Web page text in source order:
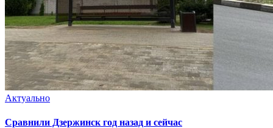
Актуально
Сравнили Дзержинск год назад и сейчас